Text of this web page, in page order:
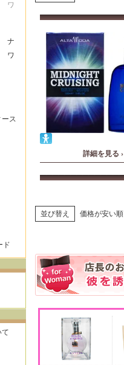
詳細を見る ›
並び替え 価格が安い順
ワ
ナ
ワ
ース
ド
て